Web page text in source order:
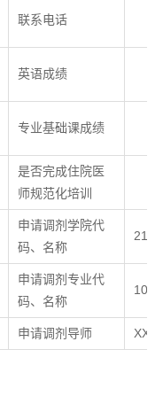
联系电话
英语成绩
专业基础课成绩
是否完成住院医
师规范化培训
申请调剂学院代
码、名称
211
申请调剂专业代
码、名称
申请调剂导师 XXX